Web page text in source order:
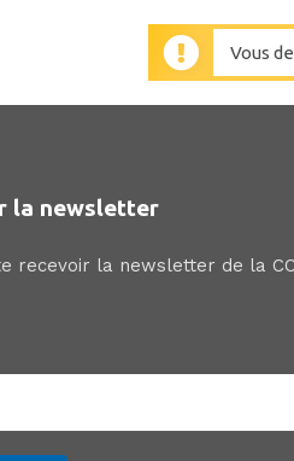
Vous
la newsletter
recevoir la newsletter de la